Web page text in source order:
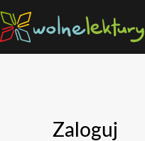
Zaloguj